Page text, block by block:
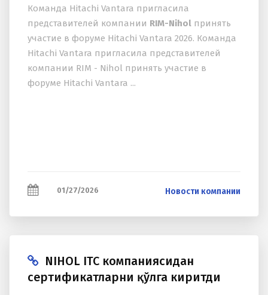
Команда Hitachi Vantara пригласила
представителей компании RIM-Nihol принять
участие в форуме Hitachi Vantara 2026. Команда
Hitachi Vantara пригласила представителей
компании RIM - Nihol принять участие в
форуме Hitachi Vantara ...
01/27/2026 Новости компании
NIHOL ITC компаниясидан
сертификатларни қўлга киритди